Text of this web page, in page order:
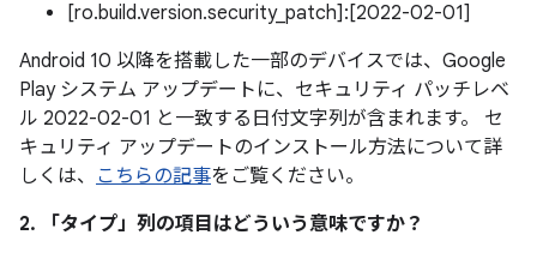
[ro.build.version.security_patch]:[2022-02-01]
Android 10 以降を搭載した一部のデバイスでは、Google
Play システム アップデートに、セキュリティ パッチレベ
ル 2022-02-01 と一致する日付文字列が含まれます。 セ
キュリティ アップデートのインストール方法について詳
しくは、 こちらの記事をご覧ください。
2. 「タイプ」 列の項目はどういう意味ですか？